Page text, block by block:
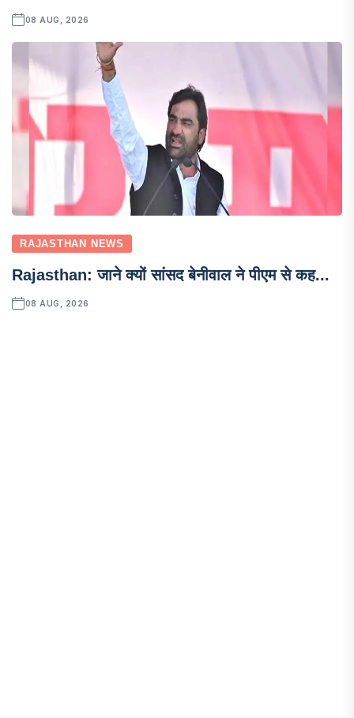
08 AUG, 2026
RAJASTHAN NEWS
Rajasthan: जाने क्यों सांसद बेनीवाल ने पीएम से कह...
08 AUG, 2026